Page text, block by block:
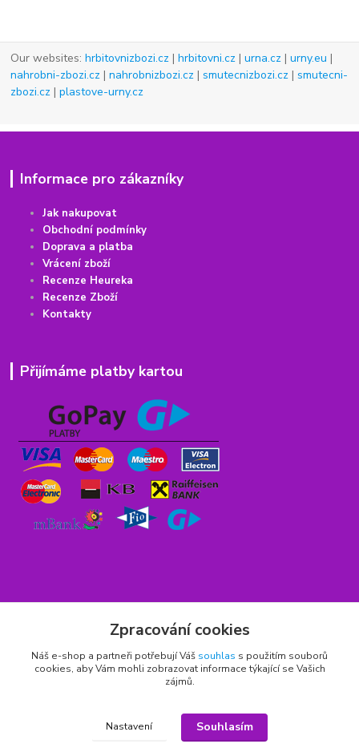
Our websites:hrbitovnizbozi.cz |hrbitovni.cz |urna.cz |urny.eu |
nahrobni-zbozi.cz |nahrobnizbozi.cz |smutecnizbozi.cz |smutecni-
zbozi.cz |plastove-urny.cz
Informace pro zákazníky
Jak nakupovat
Obchodní podmínky
Doprava a platba
Vrácení zboží
Recenze Heureka
Recenze Zboží
Kontakty
Přijímáme platby kartou
776 75 93 75
Po - Pá 9,00 - 15,00 hod.
Zpracování cookies
Náš e-shop a partneři potřebují Váš souhlas s použitím souborů
cookies, aby Vám mohli zobrazovat informace týkající se Vašich
zájmů.
Nastavení Souhlasím